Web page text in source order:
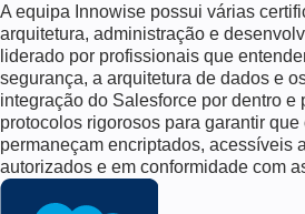
A equipa Innowise possui várias
arquitetura, administração e
liderado por profissionais que
segurança, a arquitetura de dados e
integração do Salesforce por dentro e
protocolos rigorosos para garantir
permaneçam encriptados, acessíveis
autorizados e em conformidade com